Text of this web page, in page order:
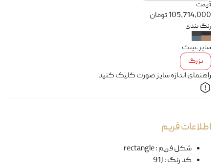
قیمت
105,714,000تومان
رنگ بندی
سایز عینک
بزرگ
راهنمای اندازه سایز صورت کلیک کنید
اطلاعات فریم
شکل فریم:
rectangle
کد رنگ:
91J